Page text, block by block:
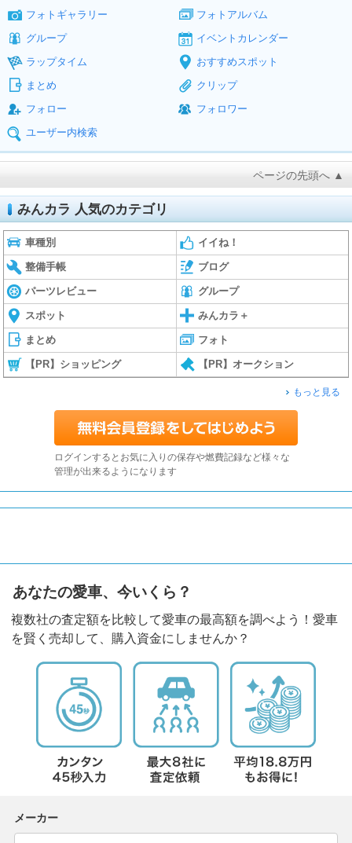
フォトギャラリー
フォトアルバム
グループ
イベントカレンダー
ラップタイム
おすすめスポット
まとめ
クリップ
フォロー
フォロワー
ユーザー内検索
ページの先頭へ ▲
みんカラ 人気のカテゴリ
車種別 イイね！
整備手帳 ブログ
パーツレビュー グループ
スポット みんカラ＋
まとめ フォト
【PR】ショッピング 【PR】オークション
もっと見る
ログインするとお気に入りの保存や燃費記録など様々な
管理が出来るようになります
あなたの愛車、今いくら？
複数社の査定額を比較して愛車の最高額を調べよう！愛車
を賢く売却して、購入資金にしませんか？
メーカー